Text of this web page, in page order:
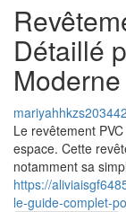
Détaillé
Moderne
mariyahhkzs203442
Le revêtement
espace. Cette
notamment sa
https://
le-guide-complet-